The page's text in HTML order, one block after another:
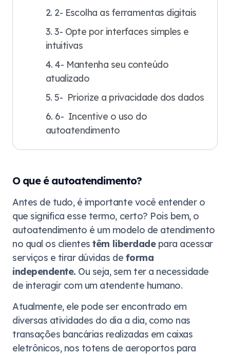
2- Escolha as ferramentas digitais
3- Opte por interfaces simples e
intuitivas
4- Mantenha seu conteúdo
atualizado
5- Priorize a privacidade dos dados
6- Incentive o uso do
autoatendimento
O que é autoatendimento?
Antes de tudo, é importante você entender o
que significa esse termo, certo? Pois bem, o
autoatendimento é um modelo de atendimento
no qual os clientestêm liberdadepara acessar
serviços e tirar dúvidas de forma
independente. Ou seja, sem ter a necessidade
de interagir com um atendente humano.
Atualmente, ele pode ser encontrado em
diversas atividades do dia a dia, como nas
transações bancárias realizadas em caixas
eletrônicos, nos totens de aeroportos para